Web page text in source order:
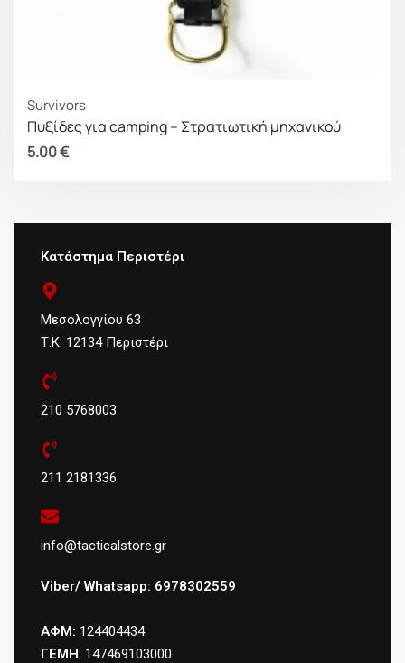
Survivors
Πυξίδες για camping – Στρατιωτική μηχανικού
5.00€
Κατάστημα Περιστέρι
Μεσολογγίου 63
Τ.Κ: 12134 Περιστέρι
210 5768003
211 2181336
info@tacticalstore.gr
Viber/ Whatsapp: 6978302559
ΑΦΜ: 124404434
ΓΕΜΗ: 147469103000